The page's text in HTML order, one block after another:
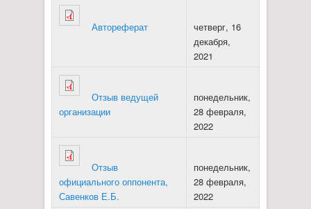
Автореферат
четверг, 16
декабря,
2021
Отзыв ведущей
организации
понедельник,
28 февраля,
2022
Отзыв
официального оппонента,
Савенков Е.Б.
понедельник,
28 февраля,
2022